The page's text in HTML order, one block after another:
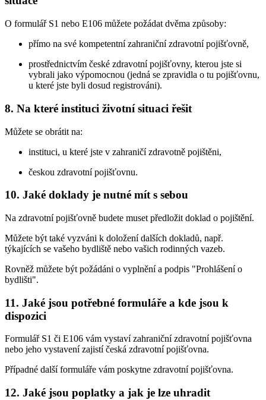
O formulář S1 nebo E106 můžete požádat dvěma způsoby:
přímo na své kompetentní zahraniční zdravotní pojišťovně,
prostřednictvím české zdravotní pojišťovny, kterou jste si
vybrali jako výpomocnou (jedná se zpravidla o tu pojišťovnu,
u které jste byli dosud registrováni).
8. Na které instituci životní situaci řešit
Můžete se obrátit na:
instituci, u které jste v zahraničí zdravotně pojištěni,
českou zdravotní pojišťovnu.
10. Jaké doklady je nutné mít s sebou
Na zdravotní pojišťovně budete muset předložit doklad o pojištění.
Můžete být také vyzváni k doložení dalších dokladů, např.
týkajících se vašeho bydliště nebo vašich rodinných vazeb.
Rovněž můžete být požádáni o vyplnění a podpis "Prohlášení o
bydlišti".
11. Jaké jsou potřebné formuláře a kde jsou k
dispozici
Formulář S1 či E106 vám vystaví zahraniční zdravotní pojišťovna
nebo jeho vystavení zajistí česká zdravotní pojišťovna.
Případné další formuláře vám poskytne zdravotní pojišťovna.
12. Jaké jsou poplatky a jak je lze uhradit